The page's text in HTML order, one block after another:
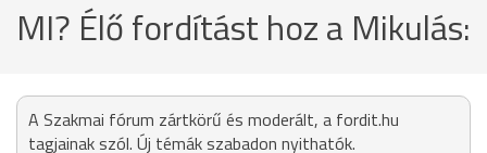
MI? Élő fordítást hoz a Mikulás:
A Szakmai fórum zártkörű és moderált, a fordit.hu
tagjainak szól. Új témák szabadon nyithatók.